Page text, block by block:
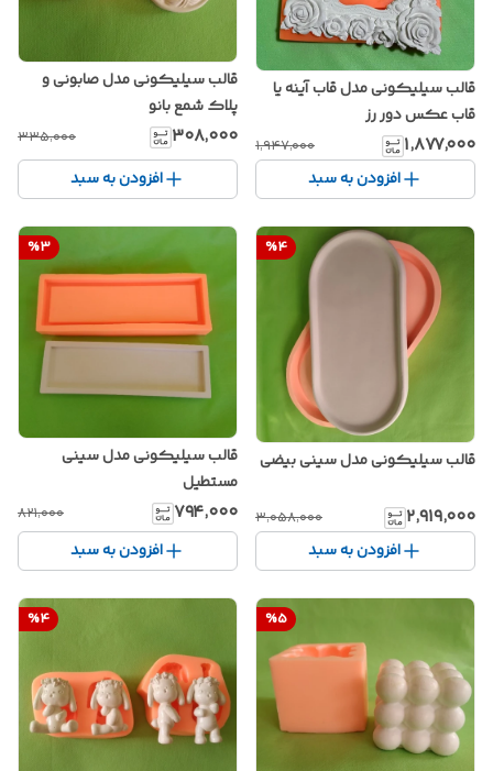
قالب سیلیکونی مدل قاب آینه یا
قاب عکس دور رز
۱٬۸۷۷٬۰۰۰ ۱٬۹۴۷٬۰۰۰
افزودن به سبد
قالب سیلیکونی مدل صابونی و
پلاک شمع بانو
۳۰۸٬۰۰۰ ۳۳۵٬۰۰۰
افزودن به سبد
%4
قالب سیلیکونی مدل سینی بیضی
۲٬۹۱۹٬۰۰۰ ۳٬۰۵۸٬۰۰۰
افزودن به سبد
%3
قالب سیلیکونی مدل سینی
مستطیل
۷۹۴٬۰۰۰ ۸۲۱٬۰۰۰
افزودن به سبد
%5
%4